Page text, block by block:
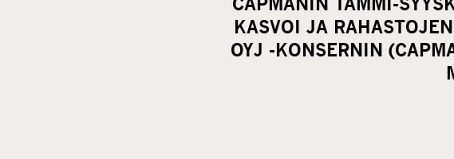
KASVOI JA
OYJ -KONSERNIN